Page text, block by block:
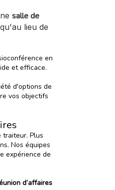
salle de
lieu de
en
et efficace.
d'options de
vos objectifs
traiteur. Plus
Nos équipes
expérience de
d’affaires